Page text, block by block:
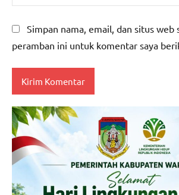
Simpan nama, email, dan situs web
peramban ini untuk komentar saya